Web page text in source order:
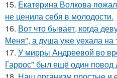
15. Екатерина Волкова
не ценила себя в молодости.
16. Вот что бывает, когда
Меня", а душа уже уехала на
17. У мирры Андреевой во
Гаррос" был ещё один повод